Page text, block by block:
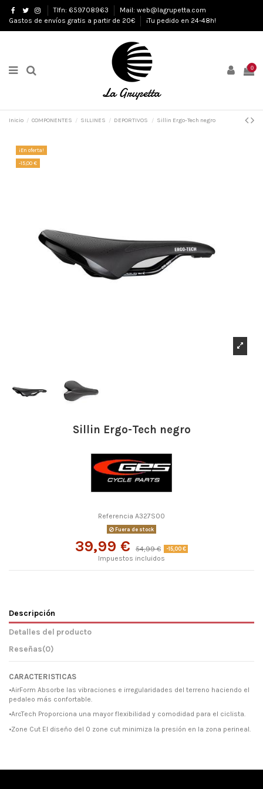
Tlfn: 659708963
Mail: web@lagrupetta.com
Gastos de envíos gratis a partir de 20€
¡Tu pedido en 24-48h!
0
Inicio COMPONENTES SILLINES DEPORTIVOS Sillin Ergo-Tech negro
¡En oferta!
-15,00 €
Sillin Ergo-Tech negro
Referencia A327S00
Fuera de stock
39,99 € 54,99 € -15,00 €
Impuestos incluidos
Descripción
Detalles del producto
Reseñas(0)
CARACTERISTICAS
•AirForm Absorbe las vibraciones e irregularidades del terreno haciendo el
pedaleo más confortable.
•ArcTech Proporciona una mayor flexibilidad y comodidad para el ciclista.
•Zone Cut El diseño del 0 zone cut minimiza la presión en la zona perineal.